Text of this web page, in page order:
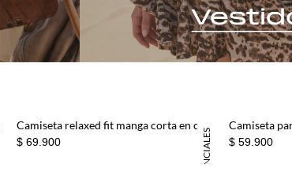
ESENCIALES
Camiseta relaxed fit manga corta en café para mujer
$ 69.900 $ 59.900